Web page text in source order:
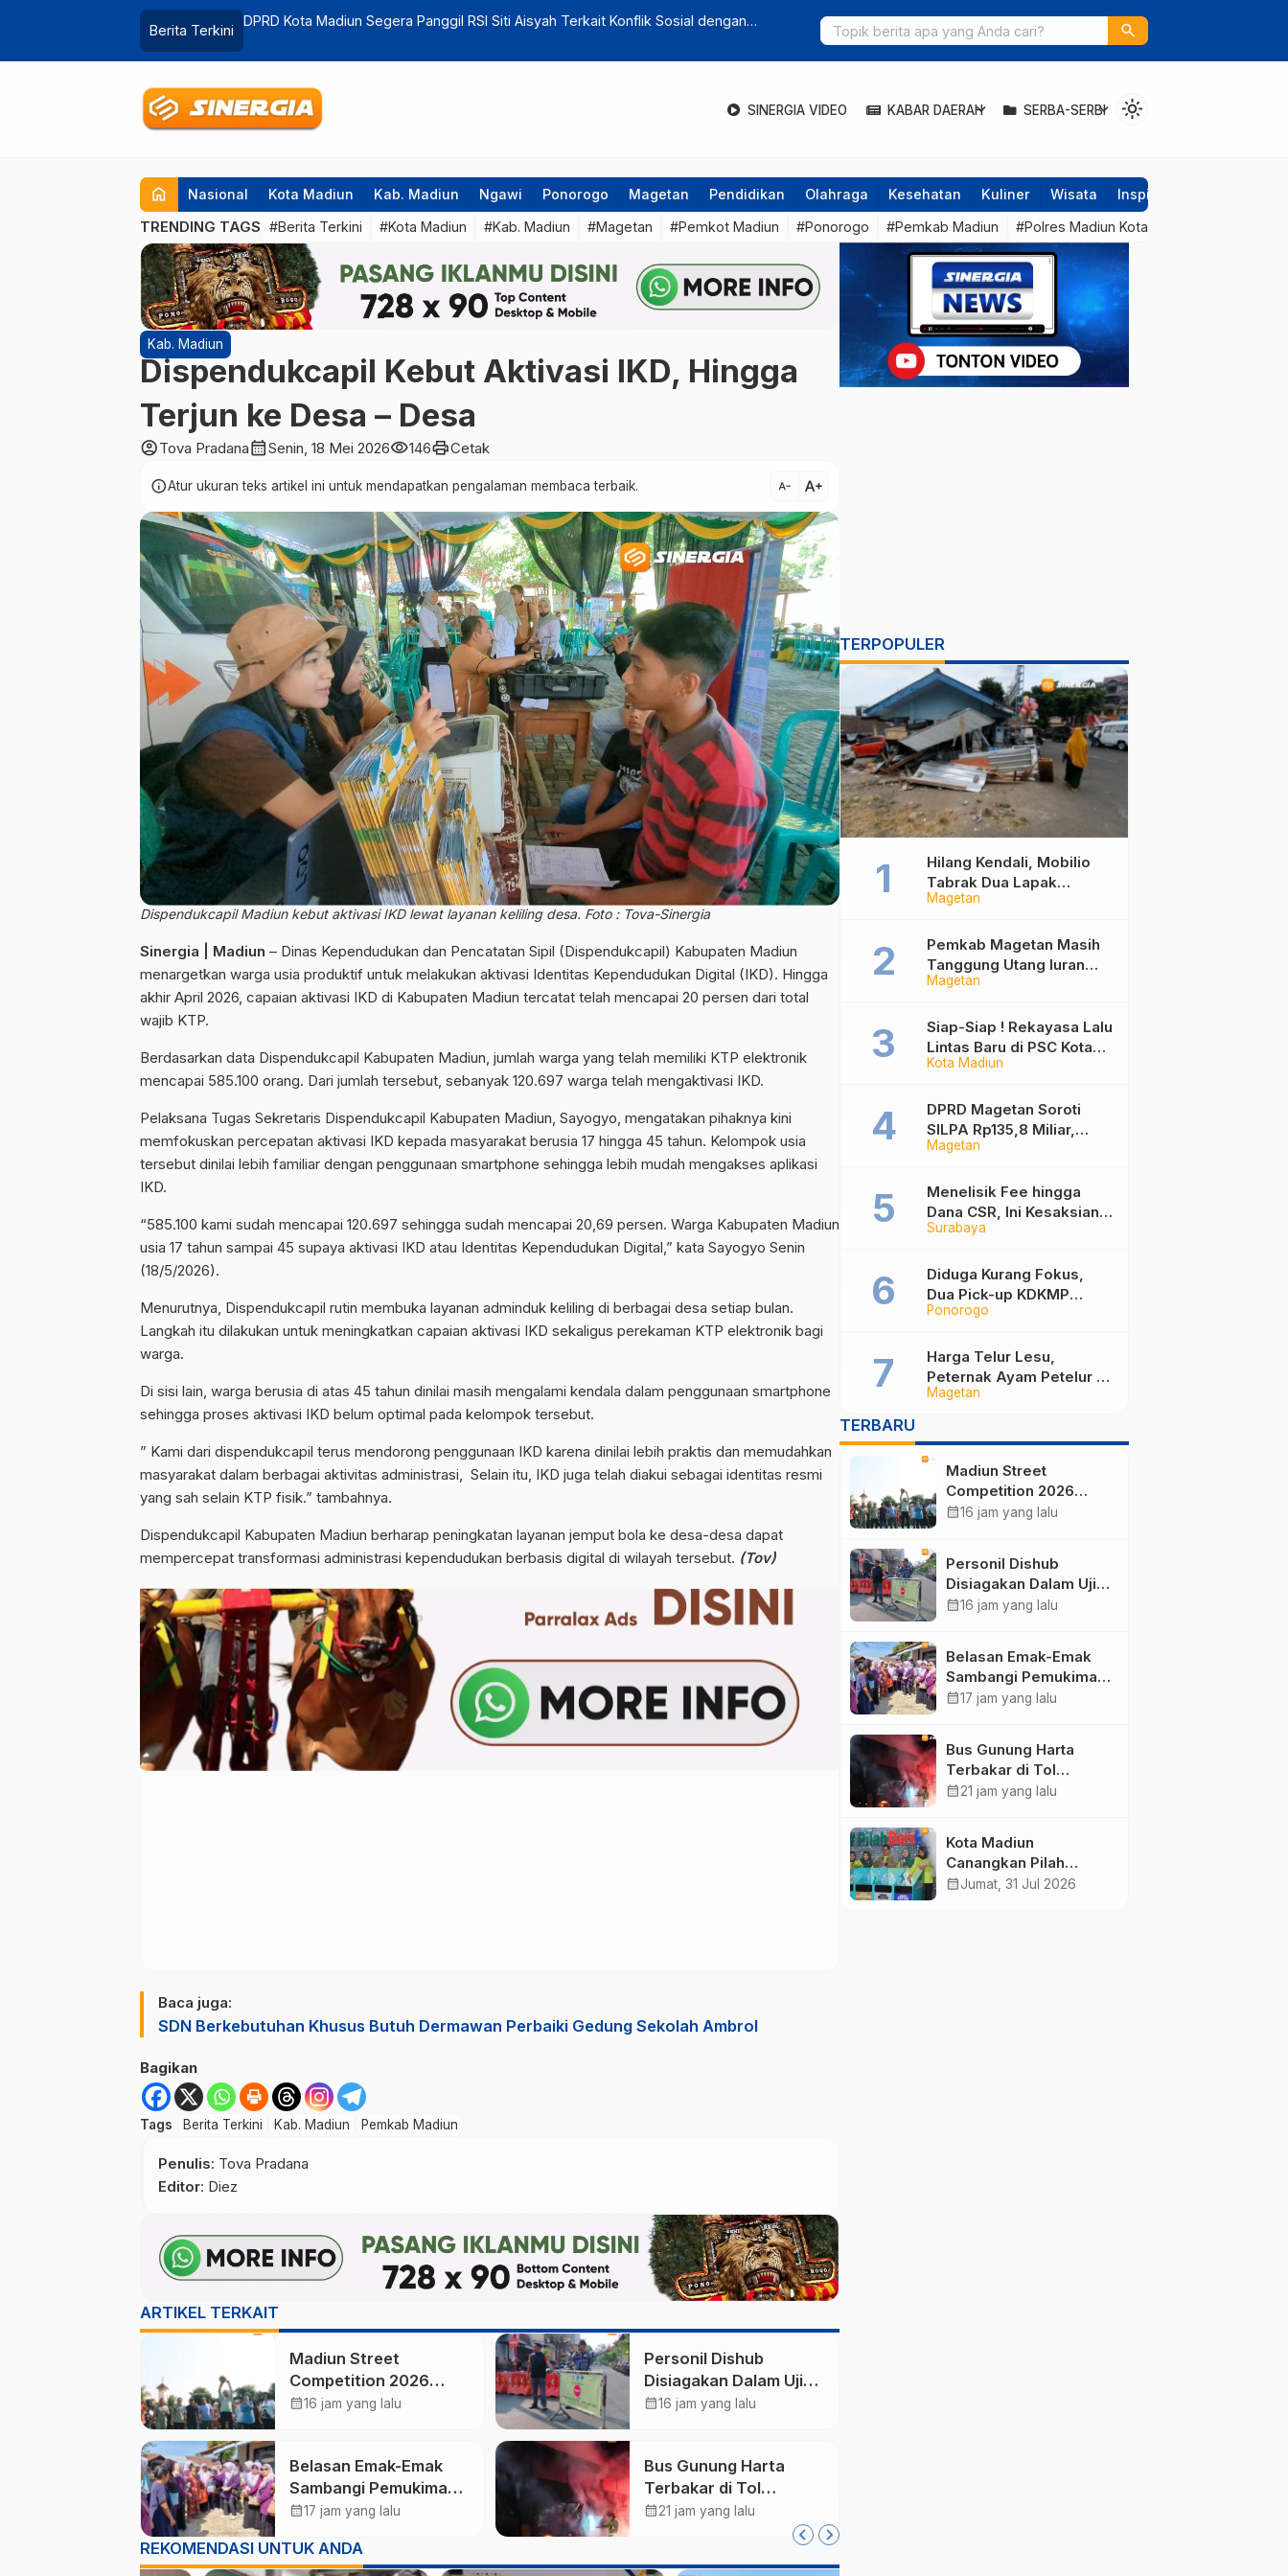
Berita Terkini
Satpol PP Magetan Rancang Strategi Baru Berantas Rokok Ilegal Hargai Perjuangan, Pangdam V/Brawijaya Bantu Veteran dan Warakawuri
search
SINERGIA VIDEO KABAR DAERAH
expand_more SERBA-SERBI
expand_more light_mode
home Nasional Kota Madiun Kab. Madiun Ngawi Ponorogo Magetan Pendidikan Olahraga Kesehatan Kuliner Wisata Inspirasi
TRENDING TAGS #Berita Terkini #Kota Madiun #Kab. Madiun #Magetan #Pemkot Madiun #Ponorogo #Pemkab Madiun #Polres Madiun Kota
Kab. Madiun
Dispendukcapil Kebut Aktivasi IKD, Hingga
Terjun ke Desa – Desa
account_circleTova Pradanacalendar_monthSenin, 18 Mei 2026visibility146printCetak
infoAtur ukuran teks artikel ini untuk mendapatkan pengalaman membaca terbaik. text_decrease text_increase
Dispendukcapil Madiun kebut aktivasi IKD lewat layanan keliling desa. Foto : Tova-Sinergia
Sinergia | Madiun – Dinas Kependudukan dan Pencatatan Sipil (Dispendukcapil) Kabupaten Madiun
menargetkan warga usia produktif untuk melakukan aktivasi Identitas Kependudukan Digital (IKD). Hingga
akhir April 2026, capaian aktivasi IKD di Kabupaten Madiun tercatat telah mencapai 20 persen dari total
wajib KTP.
Berdasarkan data Dispendukcapil Kabupaten Madiun, jumlah warga yang telah memiliki KTP elektronik
mencapai 585.100 orang. Dari jumlah tersebut, sebanyak 120.697 warga telah mengaktivasi IKD.
Pelaksana Tugas Sekretaris Dispendukcapil Kabupaten Madiun, Sayogyo, mengatakan pihaknya kini
memfokuskan percepatan aktivasi IKD kepada masyarakat berusia 17 hingga 45 tahun. Kelompok usia
tersebut dinilai lebih familiar dengan penggunaan smartphone sehingga lebih mudah mengakses aplikasi
IKD.
“585.100 kami sudah mencapai 120.697 sehingga sudah mencapai 20,69 persen. Warga Kabupaten Madiun
usia 17 tahun sampai 45 supaya aktivasi IKD atau Identitas Kependudukan Digital,” kata Sayogyo Senin
(18/5/2026).
Menurutnya, Dispendukcapil rutin membuka layanan adminduk keliling di berbagai desa setiap bulan.
Langkah itu dilakukan untuk meningkatkan capaian aktivasi IKD sekaligus perekaman KTP elektronik bagi
warga.
Di sisi lain, warga berusia di atas 45 tahun dinilai masih mengalami kendala dalam penggunaan smartphone
sehingga proses aktivasi IKD belum optimal pada kelompok tersebut.
” Kami dari dispendukcapil terus mendorong penggunaan IKD karena dinilai lebih praktis dan memudahkan
masyarakat dalam berbagai aktivitas administrasi, Selain itu, IKD juga telah diakui sebagai identitas resmi
yang sah selain KTP fisik.” tambahnya.
Dispendukcapil Kabupaten Madiun berharap peningkatan layanan jemput bola ke desa-desa dapat
mempercepat transformasi administrasi kependudukan berbasis digital di wilayah tersebut. (Tov)
Baca juga:
SDN Berkebutuhan Khusus Butuh Dermawan Perbaiki Gedung Sekolah Ambrol
Bagikan
Tags Berita Terkini Kab. Madiun Pemkab Madiun
Penulis: Tova Pradana
Editor: Diez
ARTIKEL TERKAIT
Madiun Street
Competition 2026
Ramaikan Balai Kota,
hingga Mural
calendar_month16 jam yang lalu
Personil Dishub
Disiagakan Dalam Uji
Coba Arus Lalu Lintas
calendar_month16 jam yang lalu
Belasan Emak-Emak
Sambangi Pemukiman
Terpencil di Ponorogo,
Sembako
calendar_month17 jam yang lalu
Bus Gunung Harta
Terbakar di Tol
Madiun-Nganjuk, 30
Penumpang Selamat
calendar_month21 jam yang lalu
REKOMENDASI UNTUK ANDA
TERPOPULER
Magetan
Hilang Kendali, Mobilio
Tabrak Dua Lapak
Pedagang di Pasar
Magetan
Pemkab Magetan Masih
Tanggung Utang Iuran
JKN Rp6 Miliar, Dampak
Tekanan Fiskal
Kota Madiun
Siap-Siap ! Rekayasa Lalu
Lintas Baru di PSC Kota
Madiun Berlaku, Ini Daftar
Magetan
DPRD Magetan Soroti
SILPA Rp135,8 Miliar,
Desak Pemkab
Bayar Proyek
Surabaya
Menelisik Fee hingga
Dana CSR, Ini Kesaksian
Tiga Kontraktor Soal
DPUPR Kota Madiun
Ponorogo
Diduga Kurang Fokus,
Dua Pick-up KDKMP
Tabrak Bus Pariwisata di
Magetan
Harga Telur Lesu,
Peternak Ayam Petelur di
Magetan Terpaksa Gadai
demi Bertahan
TERBARU
Madiun Street
Competition 2026
Ramaikan Balai Kota,
hingga Mural
calendar_month16 jam yang lalu
Personil Dishub
Disiagakan Dalam Uji
Coba Arus Lalu Lintas
calendar_month16 jam yang lalu
Belasan Emak-Emak
Sambangi Pemukiman
Terpencil di Ponorogo,
calendar_month17 jam yang lalu
Bus Gunung Harta
Terbakar di Tol
Madiun-Nganjuk, 30
calendar_month21 jam yang lalu
Kota Madiun
Canangkan Pilah
Sampah dari Rumah,
calendar_monthJumat, 31 Jul 2026